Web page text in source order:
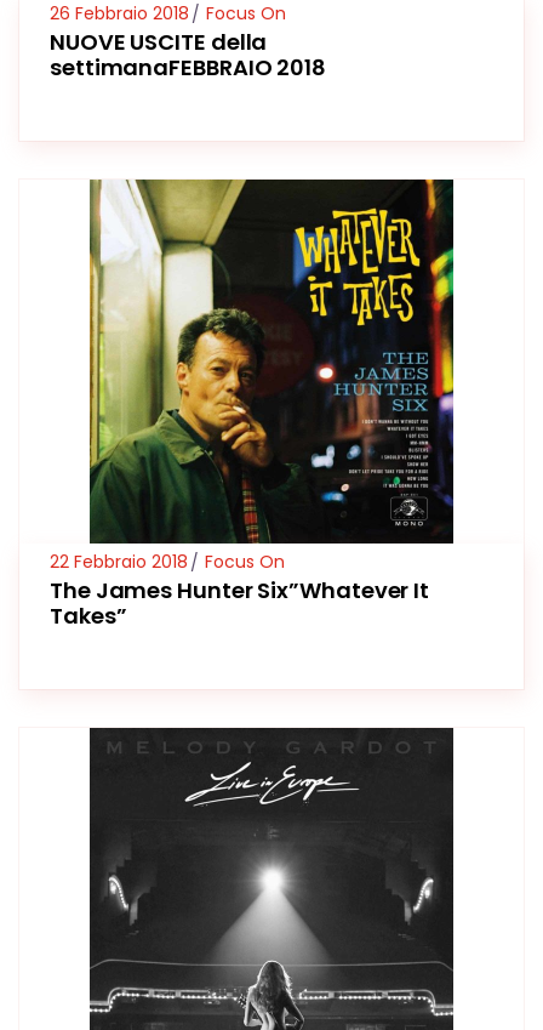
26 Febbraio 2018 Focus On
NUOVE USCITE della
settimanaFEBBRAIO 2018
22 Febbraio 2018 Focus On
The James Hunter Six”Whatever It
Takes”